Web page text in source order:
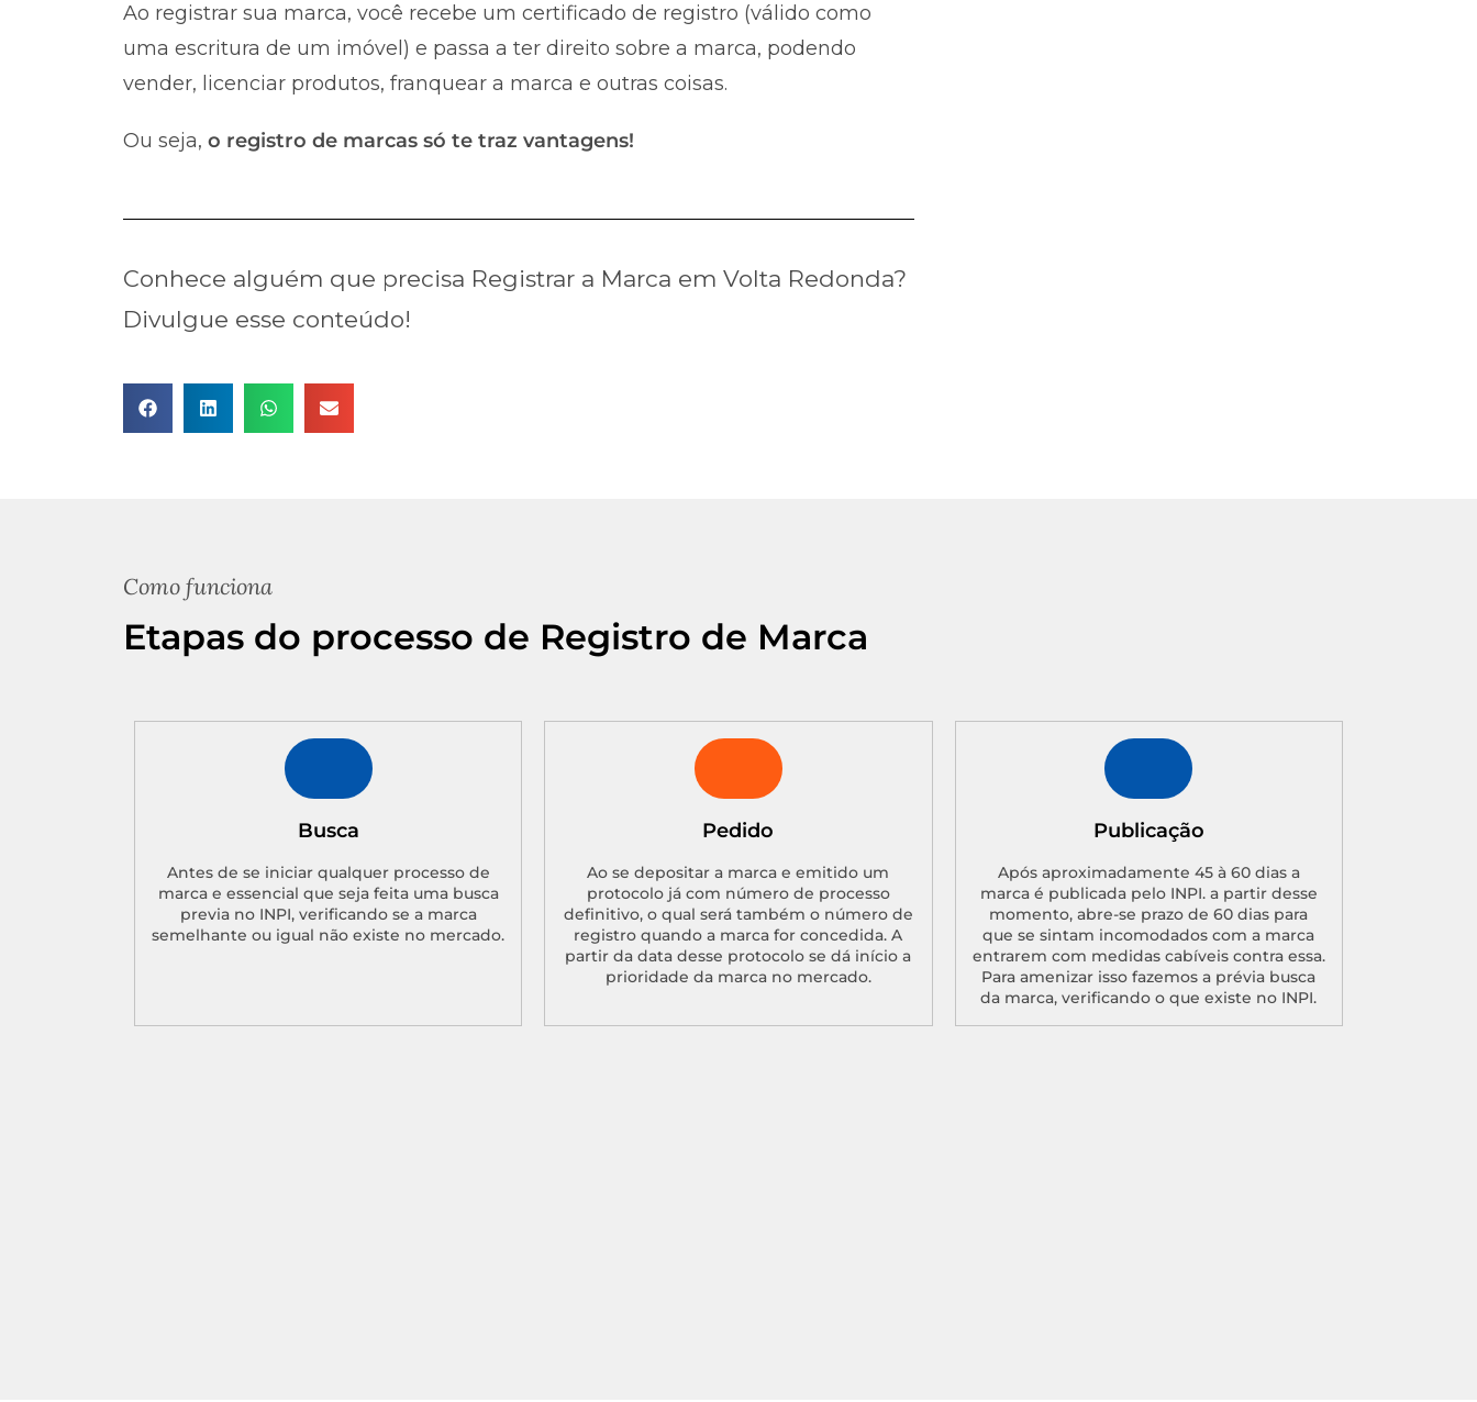
Ao registrar sua marca, você recebe um certificado de registro (válido como
uma escritura de um imóvel) e passa a ter direito sobre a marca, podendo
vender, licenciar produtos, franquear a marca e outras coisas.
Ou seja, o registro de marcas só te traz vantagens!
Conhece alguém que precisa Registrar a Marca em Volta Redonda?
Divulgue esse conteúdo!
Como funciona
Etapas do processo de Registro de Marca
Busca
Antes de se iniciar qualquer processo de
marca e essencial que seja feita uma busca
previa no INPI, verificando se a marca
semelhante ou igual não existe no mercado.
Pedido
Ao se depositar a marca e emitido um
protocolo já com número de processo
definitivo, o qual será também o número de
registro quando a marca for concedida. A
partir da data desse protocolo se dá início a
prioridade da marca no mercado.
Publicação
Após aproximadamente 45 à 60 dias a
marca é publicada pelo INPI. a partir desse
momento, abre-se prazo de 60 dias para
que se sintam incomodados com a marca
entrarem com medidas cabíveis contra essa.
Para amenizar isso fazemos a prévia busca
da marca, verificando o que existe no INPI.